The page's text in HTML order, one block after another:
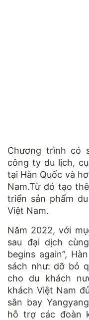
Chương trình có
công ty du lịch,
tại Hàn Quốc và
Nam.Từ đó tạo
triển sản phẩm
Việt Nam.
Năm 2022, với
sau đại dịch
begins again”,
sách như: dỡ bỏ
cho du khách
khách Việt Nam
sân bay
hỗ trợ các đoàn